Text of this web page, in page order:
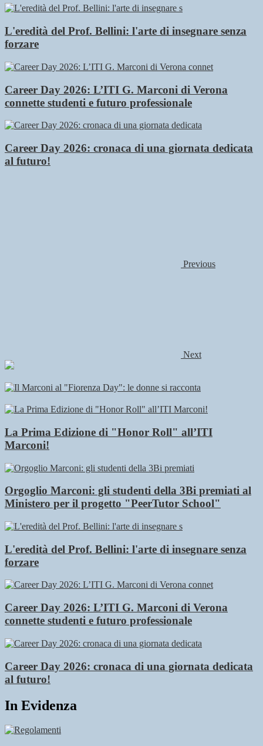
L'eredità del Prof. Bellini: l'arte di insegnare senza
forzare
Career Day 2026: L’ITI G. Marconi di Verona
connette studenti e futuro professionale
Career Day 2026: cronaca di una giornata dedicata
al futuro!
Previous
Next
La Prima Edizione di "Honor Roll" all’ITI
Marconi!
Orgoglio Marconi: gli studenti della 3Bi premiati al
Ministero per il progetto "PeerTutor School"
L'eredità del Prof. Bellini: l'arte di insegnare senza
forzare
Career Day 2026: L’ITI G. Marconi di Verona
connette studenti e futuro professionale
Career Day 2026: cronaca di una giornata dedicata
al futuro!
In Evidenza